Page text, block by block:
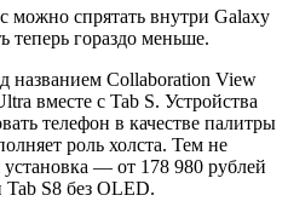
можно спрятать внутри Galaxy
теперь гораздо меньше.
названием Collaboration View
вместе с Tab S. Устройства
телефон в качестве палитры
роль холста. Тем не
установка — от 178 980 рублей
Tab S8 без OLED.